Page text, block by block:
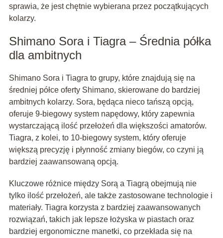
sprawia, że jest chętnie wybierana przez początkujących
kolarzy.
Shimano Sora i Tiagra – Średnia półka
dla ambitnych
Shimano Sora i Tiagra to grupy, które znajdują się na
średniej półce oferty Shimano, skierowane do bardziej
ambitnych kolarzy. Sora, będąca nieco tańszą opcją,
oferuje 9-biegowy system napędowy, który zapewnia
wystarczającą ilość przełożeń dla większości amatorów.
Tiagra, z kolei, to 10-biegowy system, który oferuje
większą precyzję i płynność zmiany biegów, co czyni ją
bardziej zaawansowaną opcją.
Kluczowe różnice między Sorą a Tiagrą obejmują nie
tylko ilość przełożeń, ale także zastosowane technologie i
materiały. Tiagra korzysta z bardziej zaawansowanych
rozwiązań, takich jak lepsze łożyska w piastach oraz
bardziej ergonomiczne manetki, co przekłada się na